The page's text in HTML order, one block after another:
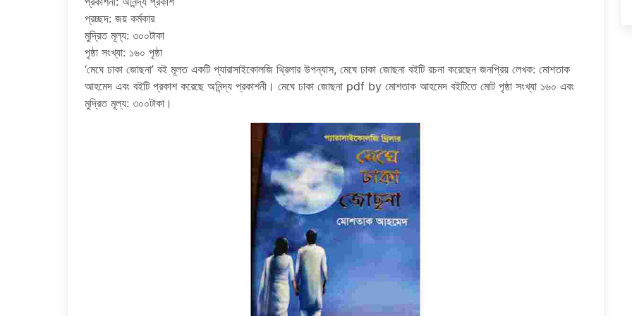
প্রচ্ছদ: জয় কর্মকার
মুদ্রিত মূল্য: ৩০০টাকা
পৃষ্ঠা সংখ্যা: ১৬০ পৃষ্ঠা
‘মেঘে ঢাকা জোছনা’ বই মূলত একটি প্যারাসাইকোলজি থ্রিলার উপন্যাস, মেঘে ঢাকা জোছনা বইটি রচনা করেছেন জনপ্রিয় লেখক: মোশতাক
আহমেদ এবং বইটি প্রকাশ করেছে অনিন্দ্য প্রকাশনী। মেঘে ঢাকা জোছনা pdf by মোশতাক আহমেদ বইটিতে মোট পৃষ্ঠা সংখ্যা ১৬০ এবং
মুদ্রিত মূল্য: ৩০০টাকা।